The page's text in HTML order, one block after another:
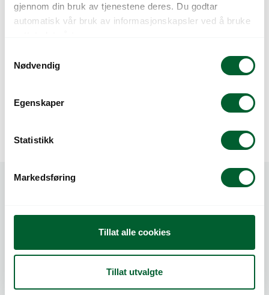
gjennom din bruk av tjenestene deres. Du godtar
automatisk vår bruk av informasjonskapsler ved å bruke
Nødvendig
Egenskaper
Statistikk
Markedsføring
Tillat alle cookies
Tillat utvalgte
COREOPSIS SOLAR
CORNUS ANNYS
WINTER ORANGE
Telefon:815 20 100
E-post:post@log.no